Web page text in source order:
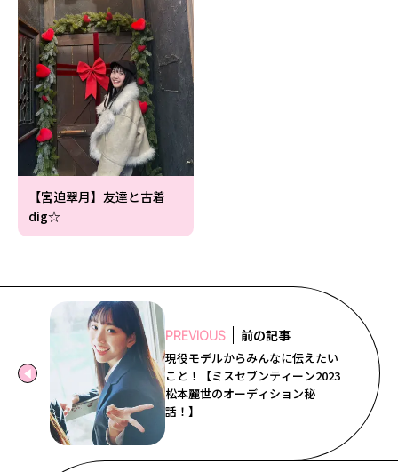
【宮迫翠月】友達と古着
dig☆
PREVIOUS 前の記事
現役モデルからみんなに伝えたい
こと！【ミスセブンティーン2023
松本麗世のオーディション秘
話！】